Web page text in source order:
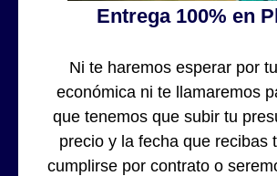
Entrega 100% en
Ni te haremos esperar por
económica ni te llamaremos
que tenemos que subir tu
precio y la fecha que recibas
cumplirse por contrato o